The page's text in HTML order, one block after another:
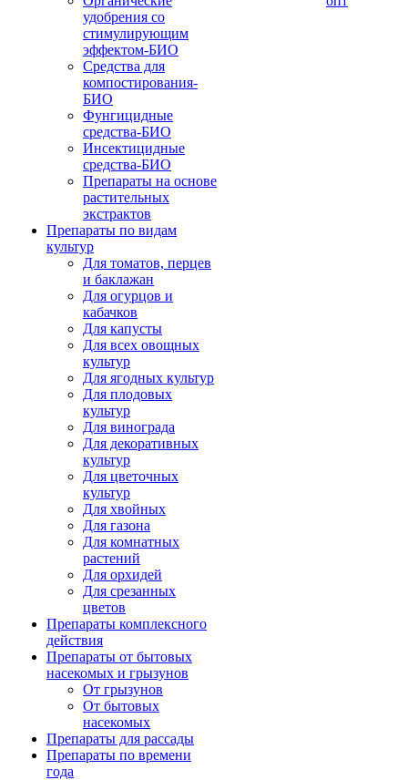
удобрения со
стимулирующим
эффектом-БИО
Средства для
компостирования-
БИО
Фунгицидные
средства-БИО
Инсектицидные
средства-БИО
Препараты на основе
растительных
экстрактов
Препараты по видам
культур
Для томатов, перцев
и баклажан
Для огурцов и
кабачков
Для капусты
Для всех овощных
культур
Для ягодных культур
Для плодовых
культур
Для винограда
Для декоративных
культур
Для цветочных
культур
Для хвойных
Для газона
Для комнатных
растений
Для орхидей
Для срезанных
цветов
Препараты комплексного
действия
Препараты от бытовых
насекомых и грызунов
От грызунов
От бытовых
насекомых
Препараты для рассады
Препараты по времени
года